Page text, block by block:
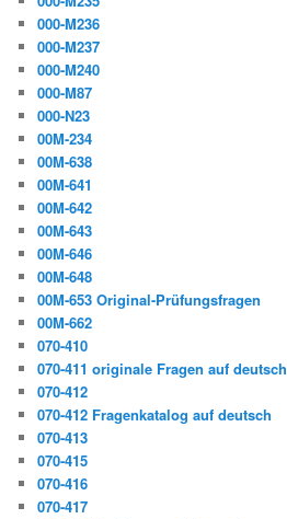
000-M236
000-M237
000-M240
000-M87
000-N23
00M-234
00M-638
00M-641
00M-642
00M-643
00M-646
00M-648
00M-653 Original-Prüfungsfragen
00M-662
070-410
070-411 originale Fragen auf deutsch
070-412
070-412 Fragenkatalog auf deutsch
070-413
070-415
070-416
070-417